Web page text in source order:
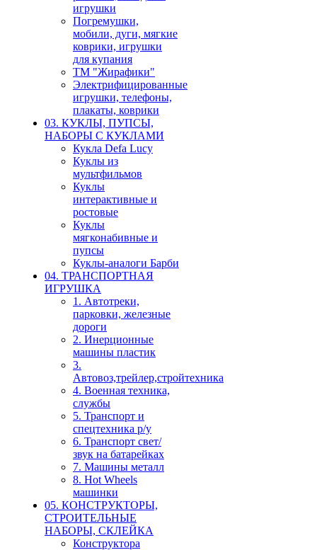
игрушки
Погремушки,
мобили, дуги, мягкие
коврики, игрушки
для купания
ТМ "Жирафики"
Электрифицированные
игрушки, телефоны,
плакаты, коврики
03. КУКЛЫ, ПУПСЫ,
НАБОРЫ С КУКЛАМИ
Кукла Defa Lucy
Куклы из
мультфильмов
Куклы
интерактивные и
ростовые
Куклы
мягконабивные и
пупсы
Куклы-аналоги Барби
04. ТРАНСПОРТНАЯ
ИГРУШКА
1. Автотреки,
парковки, железные
дороги
2. Инерционные
машины пластик
3.
Автовоз,трейлер,стройтехника
4. Военная техника,
службы
5. Транспорт и
спецтехника р/у
6. Транспорт свет/
звук на батарейках
7. Машины металл
8. Hot Wheels
машинки
05. КОНСТРУКТОРЫ,
СТРОИТЕЛЬНЫЕ
НАБОРЫ, СКЛЕЙКА
Конструктора